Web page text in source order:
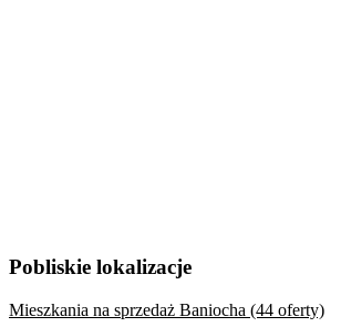
Pobliskie lokalizacje
Mieszkania na sprzedaż Baniocha (44 oferty)